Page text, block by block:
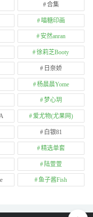
合集
喵糖印画
安然anran
徐莉芝Booty
日奈娇
杨晨晨Yome
梦心玥
爱尤物(尤果网)
白银81
精选单套
陆萱萱
鱼子酱Fish